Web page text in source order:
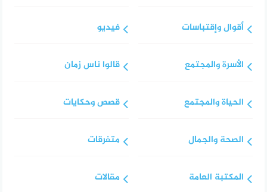
أقوال وإقتباسات
الأسرة والمجتمع
الحياة والمجتمع
الصحة والجمال
المكتبة العامة
فيديو
قالوا ناس زمان
قصص وحكايات
متفرقات
مقالات